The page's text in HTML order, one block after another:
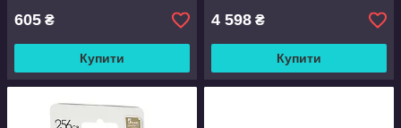
605 ₴
Купити
4 598 ₴
Купити